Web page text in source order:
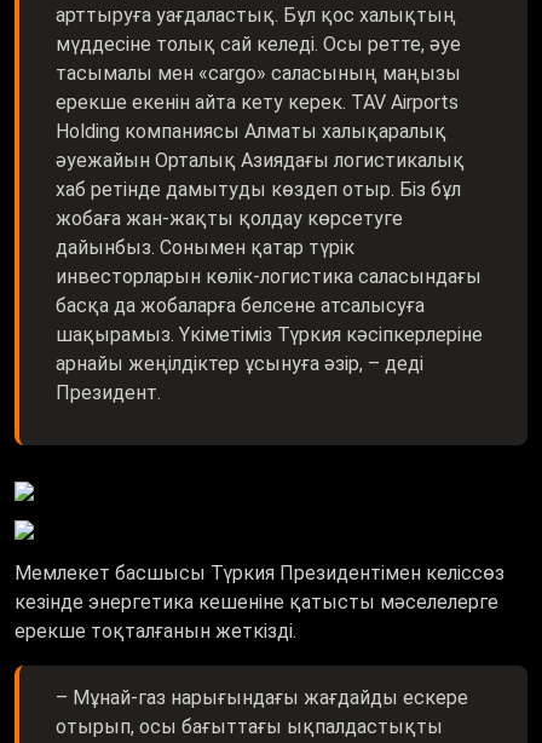
арттыруға уағдаластық. Бұл қос халықтың
мүддесіне толық сай келеді. Осы ретте, әуе
тасымалы мен «cargo» саласының маңызы
ерекше екенін айта кету керек. TAV Airports
Holding компаниясы Алматы халықаралық
әуежайын Орталық Азиядағы логистикалық
хаб ретінде дамытуды көздеп отыр. Біз бұл
жобаға жан-жақты қолдау көрсетуге
дайынбыз. Сонымен қатар түрік
инвесторларын көлік-логистика саласындағы
басқа да жобаларға белсене атсалысуға
шақырамыз. Үкіметіміз Түркия кәсіпкерлеріне
арнайы жеңілдіктер ұсынуға әзір, – деді
Президент.
Мемлекет басшысы Түркия Президентімен келіссөз
кезінде энергетика кешеніне қатысты мәселелерге
ерекше тоқталғанын жеткізді.
– Мұнай-газ нарығындағы жағдайды ескере
отырып, осы бағыттағы ықпалдастықты